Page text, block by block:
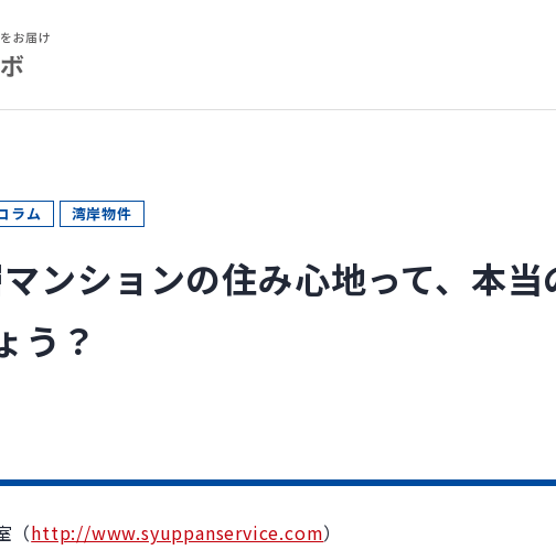
ラム 湾岸物件
ンションの住み心地って、本
う？
（http://www.syuppanservice.com）